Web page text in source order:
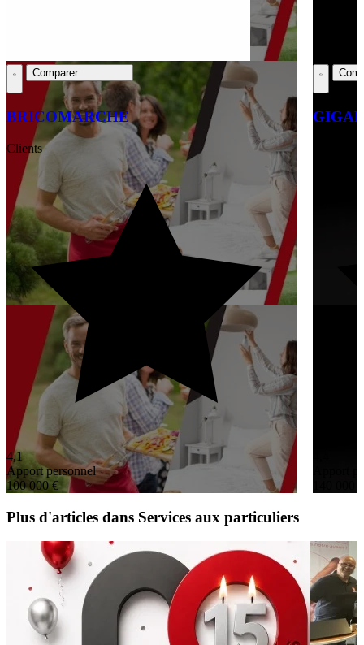
Comparer
BRICOMARCHE
Clients
4,1
Apport personnel
100 000 €
Plus d'articles dans Services aux particuliers